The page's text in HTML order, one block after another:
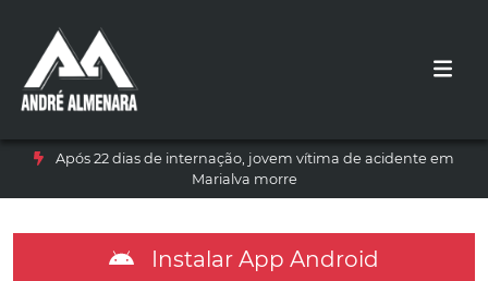
Após 22 dias de internação, jovem vítima de acidente em
Marialva morre
Instalar App Android